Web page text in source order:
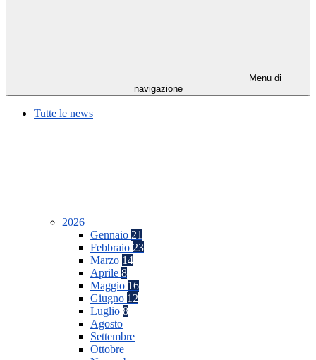
Menu di
navigazione
Tutte le news
2026
Gennaio 21
Febbraio 23
Marzo 14
Aprile 8
Maggio 16
Giugno 12
Luglio 8
Agosto
Settembre
Ottobre